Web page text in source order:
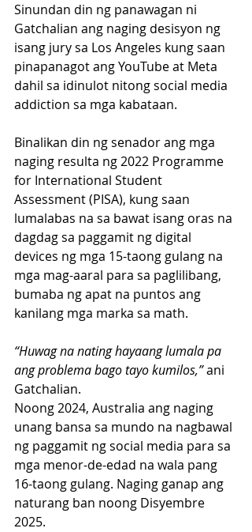
Sinundan din ng panawagan ni
Gatchalian ang naging desisyon ng
isang jury sa Los Angeles kung saan
pinapanagot ang YouTube at Meta
dahil sa idinulot nitong social media
addiction sa mga kabataan.
Binalikan din ng senador ang mga
naging resulta ng 2022 Programme
for International Student
Assessment (PISA), kung saan
lumalabas na sa bawat isang oras na
dagdag sa paggamit ng digital
devices ng mga 15-taong gulang na
mga mag-aaral para sa paglilibang,
bumaba ng apat na puntos ang
kanilang mga marka sa math.
“Huwag na nating hayaang lumala pa
ang problema bago tayo kumilos,” ani
Gatchalian.
Noong 2024, Australia ang naging
unang bansa sa mundo na nagbawal
ng paggamit ng social media para sa
mga menor-de-edad na wala pang
16-taong gulang. Naging ganap ang
naturang ban noong Disyembre
2025.